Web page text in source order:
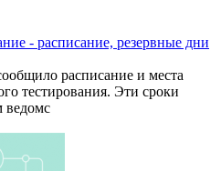
- расписание, резервные дни
расписание и места
тестирования. Эти сроки
ведомс